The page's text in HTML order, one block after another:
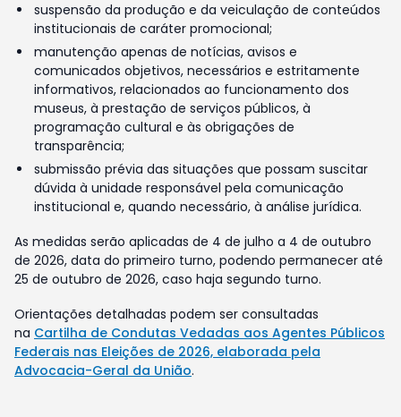
suspensão da produção e da veiculação de conteúdos
institucionais de caráter promocional;
manutenção apenas de notícias, avisos e
comunicados objetivos, necessários e estritamente
informativos, relacionados ao funcionamento dos
museus, à prestação de serviços públicos, à
programação cultural e às obrigações de
transparência;
submissão prévia das situações que possam suscitar
dúvida à unidade responsável pela comunicação
institucional e, quando necessário, à análise jurídica.
As medidas serão aplicadas de 4 de julho a 4 de outubro
de 2026, data do primeiro turno, podendo permanecer até
25 de outubro de 2026, caso haja segundo turno.
Orientações detalhadas podem ser consultadas
na Cartilha de Condutas Vedadas aos Agentes Públicos
Federais nas Eleições de 2026, elaborada pela
Advocacia-Geral da União.